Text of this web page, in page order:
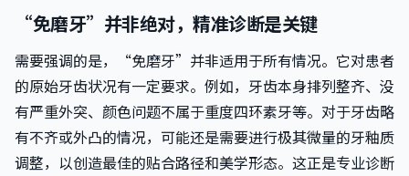
“免磨牙”并非绝对，精准诊断是关键
需要强调的是，“免磨牙”并非适用于所有情况。它对患者
的原始牙齿状况有一定要求。例如，牙齿本身排列整齐、没
有严重外突、颜色问题不属于重度四环素牙等。对于牙齿略
有不齐或外凸的情况，可能还是需要进行极其微量的牙釉质
调整，以创造最佳的贴合路径和美学形态。这正是专业诊断